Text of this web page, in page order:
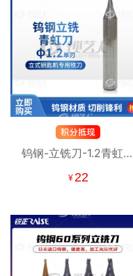
钨钢-立铣刀-1.2青虹刀
φ1.2xφ6x40x1F 单刃
¥22